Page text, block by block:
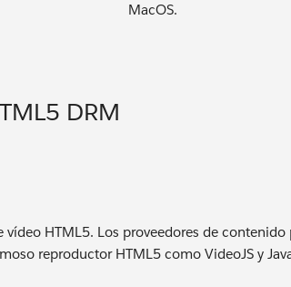
MacOS.
DRM
HTML5. Los proveedores de
reproductor HTML5 como VideoJS y